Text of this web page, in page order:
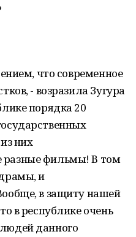
что современное
- возразила Зугура
порядка 20
них
разные фильмы! В том
и
в защиту нашей
в республике очень
данного